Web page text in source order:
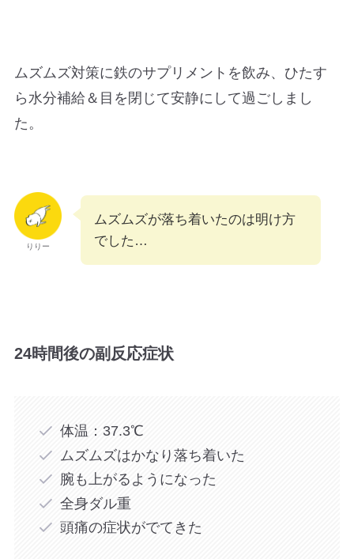
ムズムズ対策に鉄のサプリメントを飲み、ひたす
ら水分補給＆目を閉じて安静にして過ごしまし
た。
りりー
ムズムズが落ち着いたのは明け方
でした…
24時間後の副反応症状
体温：37.3℃
ムズムズはかなり落ち着いた
腕も上がるようになった
全身ダル重
頭痛の症状がでてきた